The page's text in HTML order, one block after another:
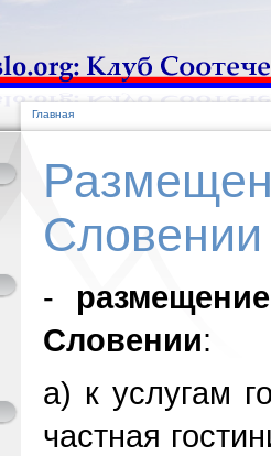
Главная
Словении
- размещение
Словении:
а) к услугам
частная